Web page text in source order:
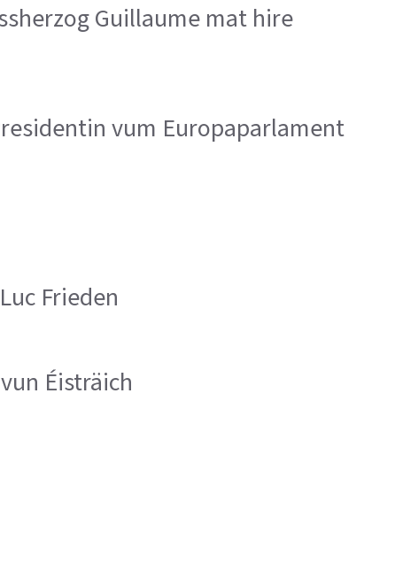
Guillaume mat hire
vum Europaparlament
Frieden
Éisträich